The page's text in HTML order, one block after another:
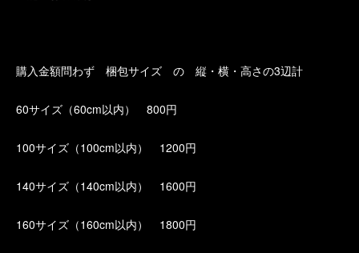
購入金額問わず 梱包サイズ の 縦・横・高さの3辺計
60サイズ（60cm以内） 800円
100サイズ（100cm以内） 1200円
140サイズ（140cm以内） 1600円
160サイズ（160cm以内） 1800円